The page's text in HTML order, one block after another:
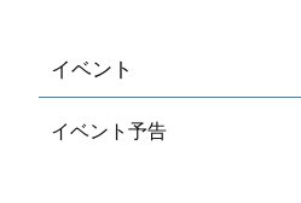
イベント
イベント予告